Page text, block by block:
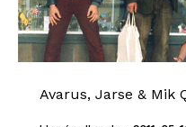
Avarus, Jarse & Mik